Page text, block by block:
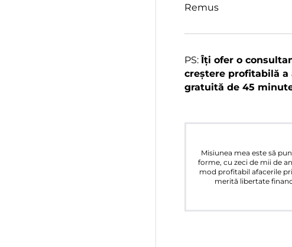
Remus
PS:Îți ofer o
creștere profitabilă a
gratuită de 45
Misiunea mea este să
forme, cu zeci de mii de
mod profitabil afacerile
merită libertate